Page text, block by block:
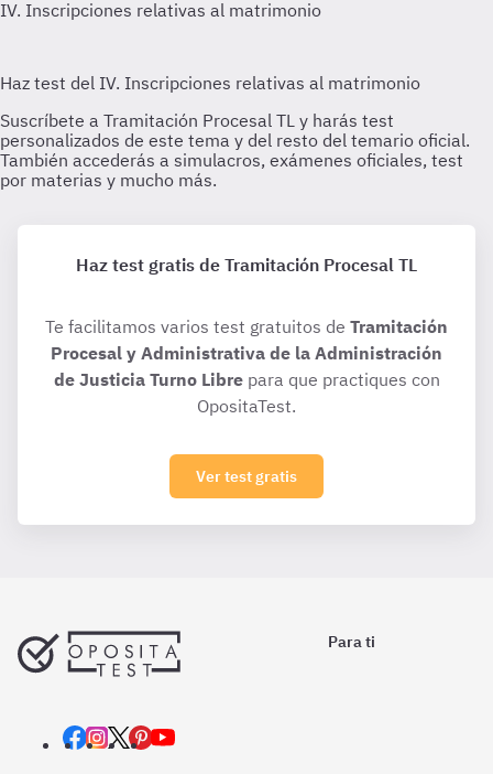
Haz test gratis de Tramitación Procesal TL
Te facilitamos varios test gratuitos de Tramitación
Procesal y Administrativa de la Administración
de Justicia Turno Librepara que practiques con
OpositaTest.
Ver test gratis
Para ti